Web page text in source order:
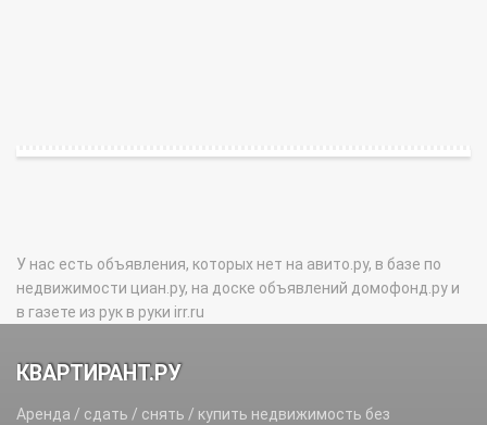
У нас есть объявления, которых нет на авито.ру, в базе по
недвижимости циан.ру, на доске объявлений домофонд.ру и
в газете из рук в руки irr.ru
КВАРТИРАНТ.РУ
Аренда / сдать / снять / купить недвижимость без